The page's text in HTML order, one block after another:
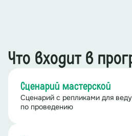
Что входит в
Сценарий мастерской
Сценарий с репликами для
по проведению